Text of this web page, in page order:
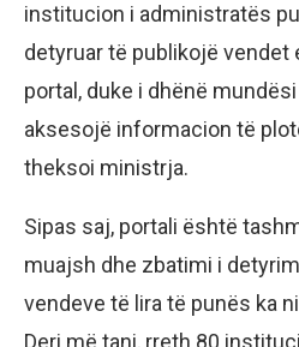
institucion i administratës
detyruar të publikojë vendet
portal, duke i dhënë
aksesojë informacion të
theksoi ministrja.
Sipas saj, portali është
muajsh dhe zbatimi i
vendeve të lira të punës ka